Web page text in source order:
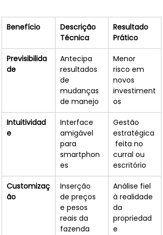
Benefício
Descrição
Técnica
Resultado
Prático
Previsibilida
de
Antecipa
resultados
de
mudanças
de manejo
Menor
risco em
novos
investiment
os
Intuitividad
e
Interface
amigável
para
smartphon
es
Gestão
estratégica
feita no
curral ou
escritório
Customizaç
ão
Inserção
de preços
e pesos
reais da
fazenda
Análise fiel
à realidade
da
propriedad
e